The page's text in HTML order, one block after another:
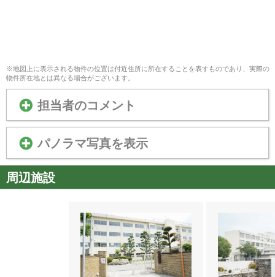
※地図上に表示される物件の位置は付近住所に所在することを表すものであり、実際の
物件所在地とは異なる場合がございます。
担当者のコメント
パノラマ写真を表示
周辺施設